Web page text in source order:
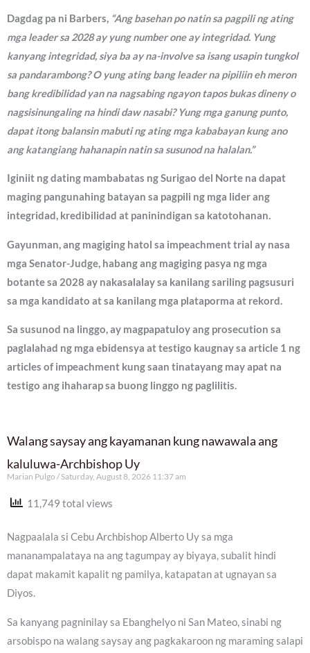
Dagdag pa ni Barbers, “Ang basehan po natin sa pagpili ng ating
mga leader sa 2028 ay yung number one ay integridad. Yung
kanyang integridad, siya ba ay na-involve sa isang usapin tungkol
sa pandarambong? O yung ating bang leader na pipiliin eh meron
bang kredibilidad yan na nagsabing ngayon tapos bukas dineny o
nagsisinungaling na hindi daw nasabi? Yung mga ganung punto,
dapat itong balansin mabuti ng ating mga kababayan kung ano
ang katangiang hahanapin natin sa susunod na halalan.”
Iginiit ng dating mambabatas ng Surigao del Norte na dapat
maging pangunahing batayan sa pagpili ng mga lider ang
integridad, kredibilidad at paninindigan sa katotohanan.
Gayunman, ang magiging hatol sa impeachment trial ay nasa
mga Senator-Judge, habang ang magiging pasya ng mga
botante sa 2028 ay nakasalalay sa kanilang sariling pagsusuri
sa mga kandidato at sa kanilang mga plataporma at rekord.
Sa susunod na linggo, ay magpapatuloy ang prosecution sa
paglalahad ng mga ebidensya at testigo kaugnay sa article 1 ng
articles of impeachment kung saan tinatayang may apat na
testigo ang ihaharap sa buong linggo ng paglilitis.
Walang saysay ang kayamanan kung nawawala ang
kaluluwa-Archbishop Uy
Marian Pulgo Saturday, August 8, 2026 11:37 am
11,749 total views
Nagpaalala si Cebu Archbishop Alberto Uy sa mga
mananampalataya na ang tagumpay ay biyaya, subalit hindi
dapat makamit kapalit ng pamilya, katapatan at ugnayan sa
Diyos.
Sa kanyang pagninilay sa Ebanghelyo ni San Mateo, sinabi ng
arsobispo na walang saysay ang pagkakaroon ng maraming salapi